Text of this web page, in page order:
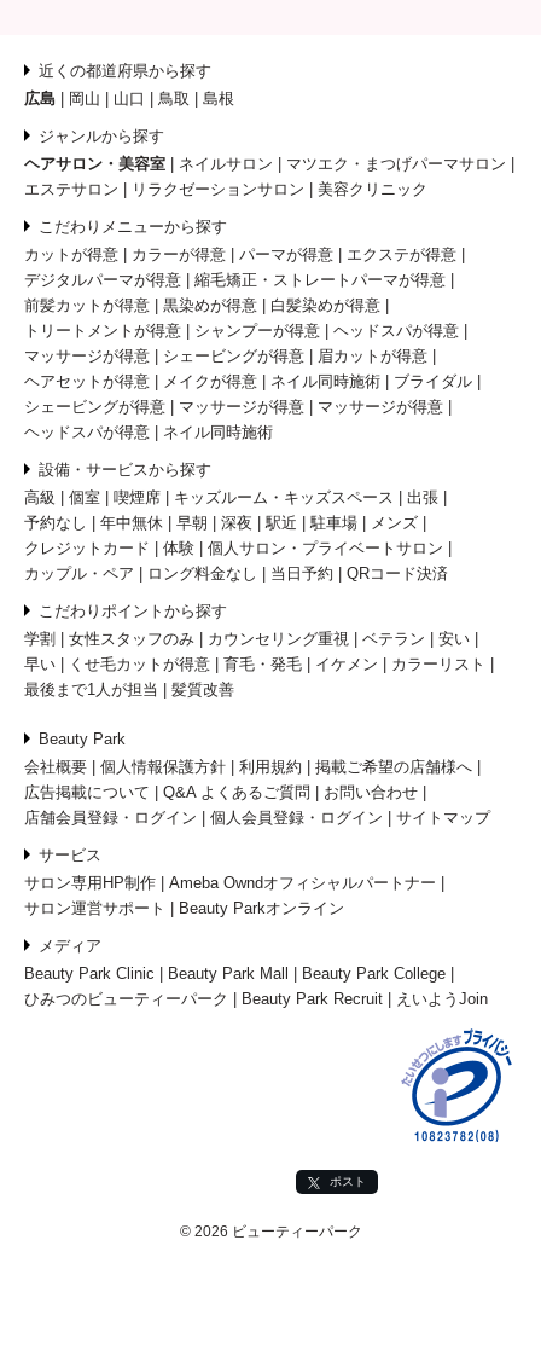
近くの都道府県から探す
広島
岡山 山口 鳥取 島根
ジャンルから探す
ヘアサロン・美容室
ネイルサロン
マツエク・まつげパーマサロン
エステサロン
リラクゼーションサロン 美容クリニック
こだわりメニューから探す
カットが得意
カラーが得意 パーマが得意
エクステが得意
デジタルパーマが得意
縮毛矯正・ストレートパーマが得意
前髪カットが得意
黒染めが得意
白髪染めが得意
トリートメントが得意
シャンプーが得意
ヘッドスパが得意
マッサージが得意
シェービングが得意
眉カットが得意
ヘアセットが得意
メイクが得意 ネイル同時施術
ブライダル
シェービングが得意
マッサージが得意
マッサージが得意
ヘッドスパが得意
ネイル同時施術
設備・サービスから探す
高級
個室 喫煙席 キッズルーム・キッズスペース
出張
予約なし
年中無休 早朝 深夜 駅近 駐車場
メンズ
クレジットカード
体験
個人サロン・プライベートサロン
カップル・ペア
ロング料金なし 当日予約 QRコード決済
こだわりポイントから探す
学割
女性スタッフのみ カウンセリング重視 ベテラン
安い
早い
くせ毛カットが得意 育毛・発毛 イケメン
カラーリスト
最後まで1人が担当
髪質改善
Beauty Park
会社概要
個人情報保護方針 利用規約
掲載ご希望の店舗様へ
広告掲載について
Q&A よくあるご質問
お問い合わせ
店舗会員登録・ログイン
個人会員登録・ログイン サイトマップ
サービス
サロン専用HP制作
Ameba Owndオフィシャルパートナー
サロン運営サポート
Beauty Parkオンライン
メディア
Beauty Park Clinic
Beauty Park Mall
Beauty Park College
ひみつのビューティーパーク
Beauty Park Recruit えいようJoin
ポスト
© 2026 ビューティーパーク